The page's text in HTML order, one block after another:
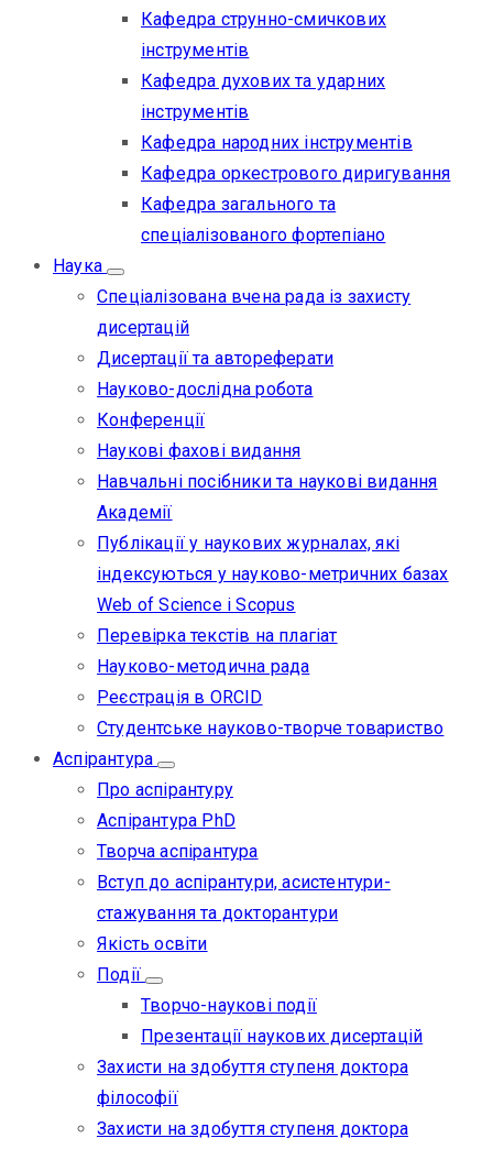
Кафедра струнно-смичкових
інструментів
Кафедра духових та ударних
інструментів
Кафедра народних інструментів
Кафедра оркестрового диригування
Кафедра загального та
спеціалізованого фортепіано
Наука
Спеціалізована вчена рада із захисту
дисертацій
Дисертації та автореферати
Науково-дослідна робота
Конференції
Наукові фахові видання
Навчальні посібники та наукові видання
Академії
Публікації у наукових журналах, які
індексуються у науково-метричних базах
Web of Science i Scopus
Перевірка текстів на плагіат
Науково-методична рада
Реєстрація в ORCID
Студентське науково-творче товариство
Аспірантура
Про аспірантуру
Аспірантура PhD
Творча аспірантура
Вступ до аспірантури, асистентури-
стажування та докторантури
Якість освіти
Події
Творчо-наукові події
Презентації наукових дисертацій
Захисти на здобуття ступеня доктора
філософії
Захисти на здобуття ступеня доктора